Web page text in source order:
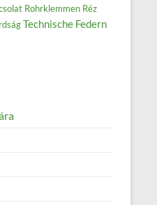
Rohrklemmen Réz
Technische Federn